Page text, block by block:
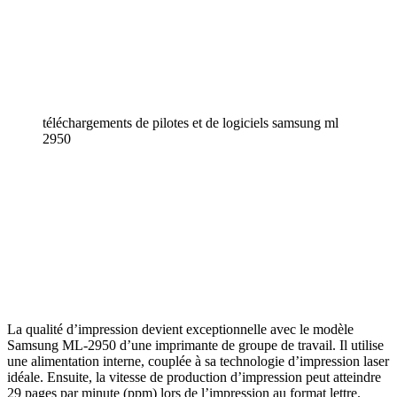
téléchargements de pilotes et de logiciels samsung ml
2950
La qualité d’impression devient exceptionnelle avec le modèle
Samsung ML-2950 d’une imprimante de groupe de travail. Il utilise
une alimentation interne, couplée à sa technologie d’impression laser
idéale. Ensuite, la vitesse de production d’impression peut atteindre
29 pages par minute (ppm) lors de l’impression au format lettre.